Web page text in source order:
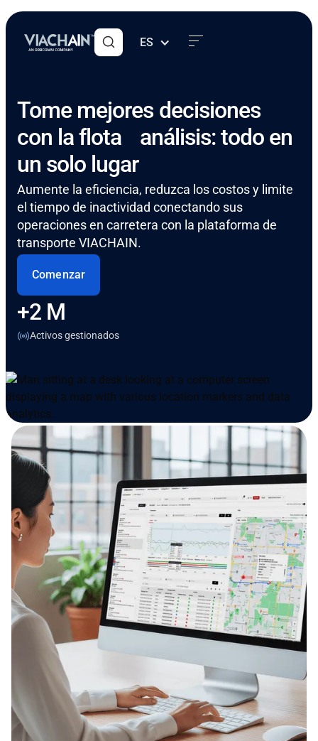
ES
Tome mejores decisiones
con la flota análisis: todo en
un solo lugar
Aumente la eficiencia, reduzca los costos y limite
el tiempo de inactividad conectando sus
operaciones en carretera con la plataforma de
transporte VIACHAIN.
Comenzar
+2 M
Activos gestionados